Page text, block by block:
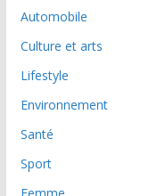
Automobile
Culture et arts
Lifestyle
Environnement
Santé
Sport